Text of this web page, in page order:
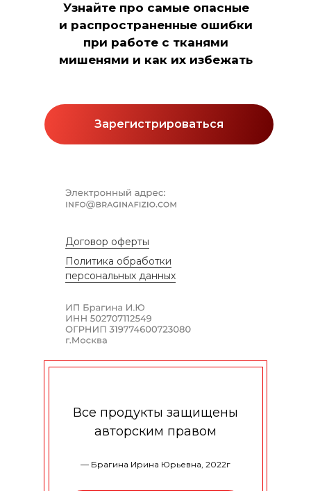
Зарегистрироваться
Узнайте про самые опасные
и распространенные ошибки
при работе с тканями
мишенями и как их избежать
Договор оферты
Политика обработки
персональных данных
Все продукты защищены
авторским правом
— Брагина Ирина Юрьевна, 2022г